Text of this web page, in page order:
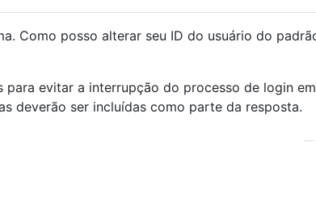
Como posso alterar seu ID do usuário do
para evitar a interrupção do processo de login
deverão ser incluídas como parte da resposta.